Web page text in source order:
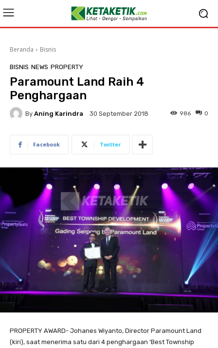
Beranda Bisnis
BISNIS NEWS PROPERTY
Paramount Land Raih 4
Penghargaan
By Aning Karindra 30 September 2018 0
986
Facebook Twitter
PROPERTY AWARD- Johanes Wiyanto, Director Paramount Land
(kiri), saat menerima satu dari 4 penghargaan ‘Best Township